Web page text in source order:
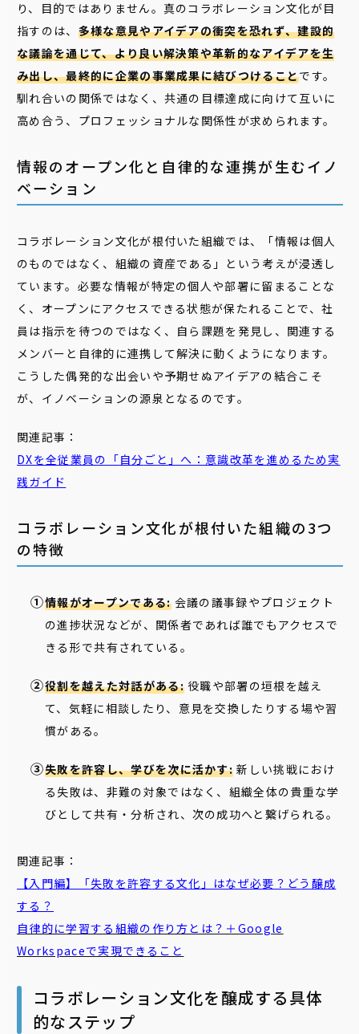
り、目的ではありません。真のコラボレーション文化が目
指すのは、 多様な意見やアイデアの衝突を恐れず、建設的
な議論を通じて、より良い解決策や革新的なアイデアを生
み出し、最終的に企業の事業成果に結びつけることです。
馴れ合いの関係ではなく、共通の目標達成に向けて互いに
高め合う、プロフェッショナルな関係性が求められます。
情報のオープン化と自律的な連携が生むイノ
ベーション
コラボレーション文化が根付いた組織では、「情報は個人
のものではなく、組織の資産である」という考えが浸透し
ています。必要な情報が特定の個人や部署に留まることな
く、オープンにアクセスできる状態が保たれることで、社
員は指示を待つのではなく、自ら課題を発見し、関連する
メンバーと自律的に連携して解決に動くようになります。
こうした偶発的な出会いや予期せぬアイデアの結合こそ
が、イノベーションの源泉となるのです。
関連記事：
DXを全従業員の「自分 ごと 」へ：意識改革を進めるため実
践ガイド
コラボレーション文化が根付いた組織の3つ
の特徴
情報がオープンである:会議の議事録やプロジェクト
の進捗状況などが、関係者であれば誰でもアクセスで
きる形で共有されている。
役割を越えた対話がある:役職や部署の垣根を越え
て、気軽に相談したり、意見を交換したりする場や習
慣がある。
失敗を許容し、学びを次に活かす: 新しい挑戦におけ
る失敗は、非難の対象ではなく、組織全体の貴重な学
びとして共有・分析され、次の成功へと繋げられる。
関連記事：
【入門編】「失敗 を許容する文化」はなぜ必要？どう醸成
する？
自律的に学習する組織の作り方とは？＋Google
Workspaceで実現できること
コラボレーション文化を醸成する具体
的なステップ